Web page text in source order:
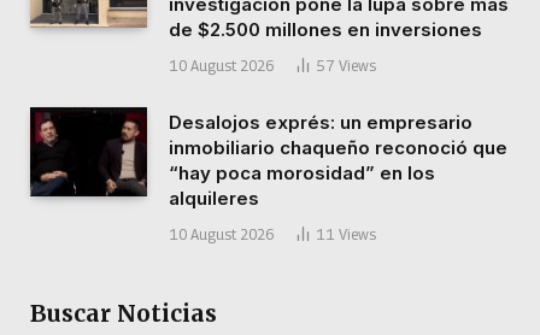
de $2.500 millones en inversiones
10 August 2026 57 Views
Desalojos exprés: un empresario
inmobiliario chaqueño reconoció que
“hay poca morosidad” en los
alquileres
10 August 2026 11 Views
Buscar Noticias